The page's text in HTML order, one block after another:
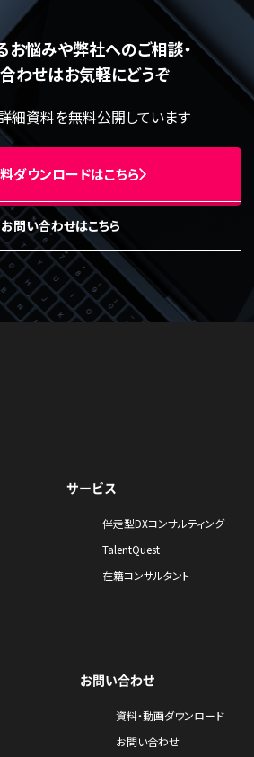
お悩みや弊社へのご相談・
わせはお気軽にどうぞ
細資料を無料公開しています
ダウンロードはこちら
お問い合わせはこちら
サービス
伴走型DXコンサルティング
TalentQuest
在籍コンサルタント
お問い合わせ
資料・動画ダウンロード
お問い合わせ